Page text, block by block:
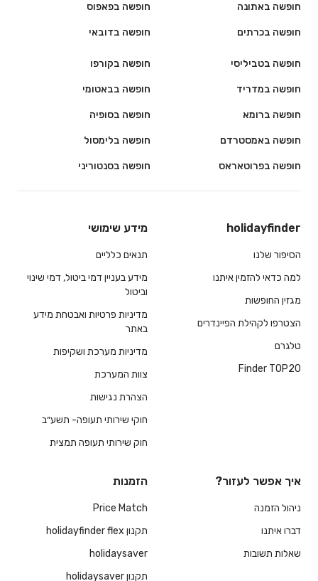
חופשה באתונה
חופשה בכרתים
חופשה בפאפוס
חופשה בדובאי
חופשה בטביליסי
חופשה במדריד
חופשה ברומא
חופשה באמסטרדם
חופשה בפרוטאראס
חופשה בקורפו
חופשה בבאטומי
חופשה בסופיה
חופשה בלימסול
חופשה בסנטוריני
holidayfinder
הסיפור שלנו
למה כדאי להזמין איתנו
מגזין החופשות
הצטרפו לקהילת הפיינדרים
טלגרם
Finder TOP20
מידע שימושי
תנאים כלליים
מידע בעניין דמי ביטול, דמי שינוי
וביטול
מדיניות פרטיות ואבטחת מידע
באתר
מדיניות מערכת ושקיפות
צוות המערכת
הצהרת נגישות
חוקי שירותי תעופה- תשע״ב
חוק שירותי תעופה תמצית
איך אפשר לעזור?
ניהול הזמנה
דברו איתנו
שאלות תשובות
הזמנות
Price Match
תקנון holidayfinder flex
holidaysaver
תקנון holidaysaver